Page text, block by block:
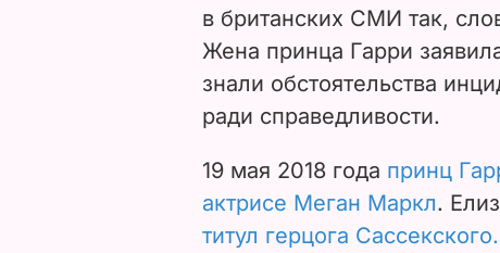
в британских СМИ так,
Жена принца Гарри
знали обстоятельства
ради справедливости.
19 мая 2018 года принц
актрисе Меган Маркл.
титул герцога Сассекского.